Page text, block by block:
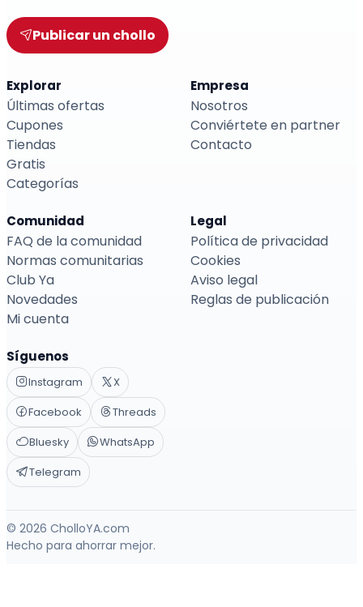
Publicar un chollo
Explorar
Últimas ofertas
Cupones
Tiendas
Gratis
Categorías
Empresa
Nosotros
Conviértete en partner
Contacto
Comunidad
FAQ de la comunidad
Normas comunitarias
Club Ya
Novedades
Mi cuenta
Legal
Política de privacidad
Cookies
Aviso legal
Reglas de publicación
Síguenos
Instagram
X
Facebook
Threads
Bluesky
WhatsApp
Telegram
© 2026 CholloYA.com
Hecho para ahorrar mejor.